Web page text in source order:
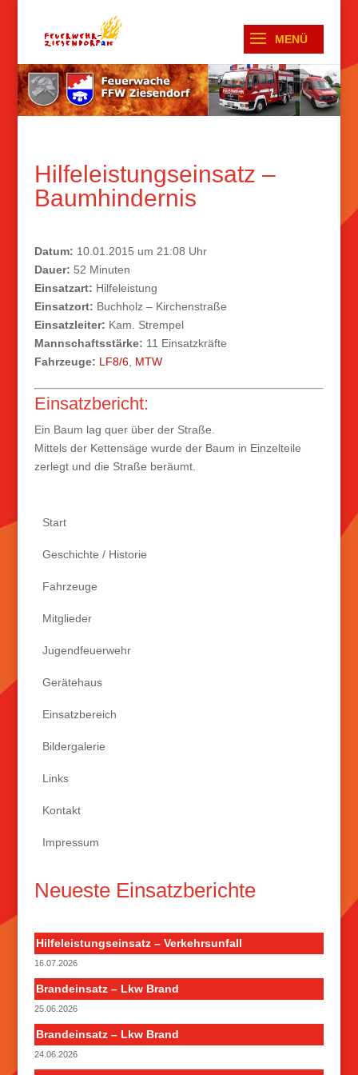
Hilfeleistungseinsatz –
Baumhindernis
Datum: 10.01.2015 um 21:08 Uhr
Dauer: 52 Minuten
Einsatzart: Hilfeleistung
Einsatzort: Buchholz – Kirchenstraße
Einsatzleiter: Kam. Strempel
Mannschaftsstärke: 11 Einsatzkräfte
Fahrzeuge: LF8/6, MTW
Einsatzbericht:
Ein Baum lag quer über der Straße.
Mittels der Kettensäge wurde der Baum in Einzelteile
zerlegt und die Straße beräumt.
Start
Geschichte / Historie
Fahrzeuge
Mitglieder
Jugendfeuerwehr
Gerätehaus
Einsatzbereich
Bildergalerie
Links
Kontakt
Impressum
Neueste Einsatzberichte
Hilfeleistungseinsatz – Verkehrsunfall
16.07.2026
Brandeinsatz – Lkw Brand
25.06.2026
Brandeinsatz – Lkw Brand
24.06.2026